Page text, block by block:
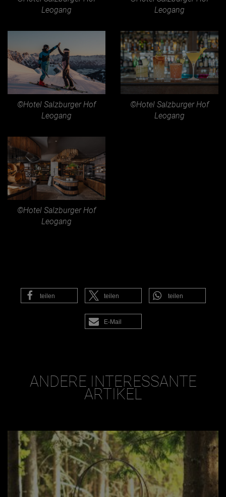
Leogang
Leogang
©Hotel Salzburger Hof
Leogang
©Hotel Salzburger Hof
Leogang
©Hotel Salzburger Hof
Leogang
teilen teilen teilen
E-Mail
ANDERE INTERESSANTE
ARTIKEL